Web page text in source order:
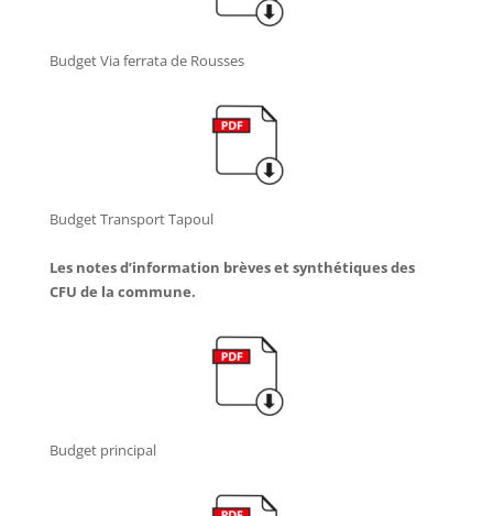
Budget Via ferrata de Rousses
Budget Transport Tapoul
Les notes d’information brèves et synthétiques des
CFU de la commune.
Budget principal